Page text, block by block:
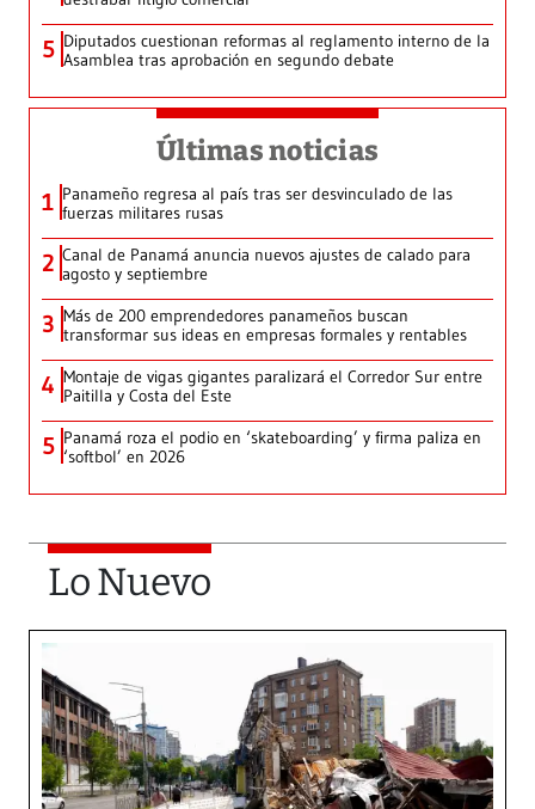
5 Diputados cuestionan reformas al reglamento interno de la
Asamblea tras aprobación en segundo debate
Últimas noticias
1 Panameño regresa al país tras ser desvinculado de las
fuerzas militares rusas
2 Canal de Panamá anuncia nuevos ajustes de calado para
agosto y septiembre
3 Más de 200 emprendedores panameños buscan
transformar sus ideas en empresas formales y rentables
4 Montaje de vigas gigantes paralizará el Corredor Sur entre
Paitilla y Costa del Este
5 Panamá roza el podio en ‘skateboarding’ y firma paliza en
‘softbol’ en 2026
Lo Nuevo